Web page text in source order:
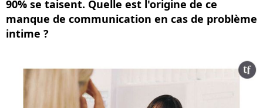
90% se taisent. Quelle est l'origine de ce
manque de communication en cas de problème
intime ?